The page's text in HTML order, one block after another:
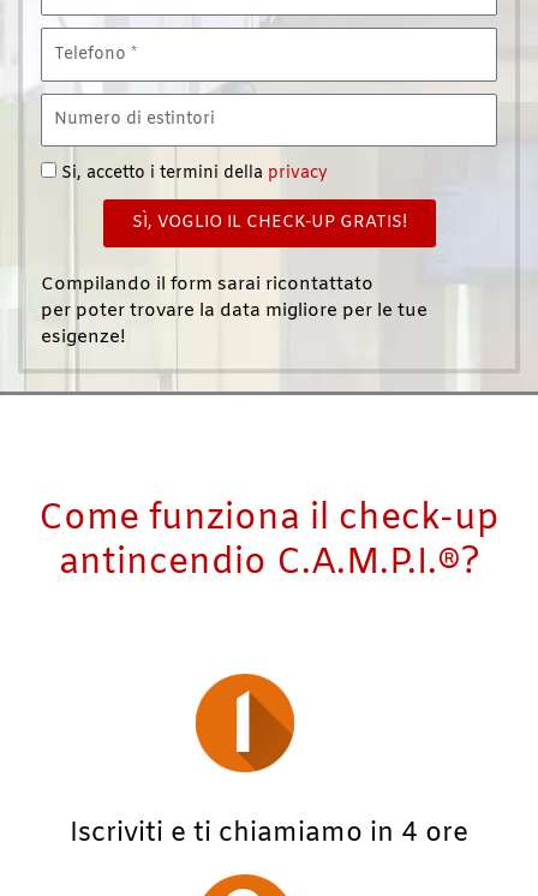
Si, accetto i termini della privacy
SÌ, VOGLIO IL CHECK-UP GRATIS!
Compilando il form sarai ricontattato
per poter trovare la data migliore per le tue
esigenze!
Come funziona il check-up
antincendio C.A.M.P.I.®?
Iscriviti e ti chiamiamo in 4 ore